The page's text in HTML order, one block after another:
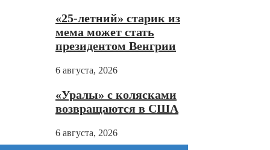
«25-летний» старик из
мема может стать
президентом Венгрии
6 августа, 2026
«Уралы» с колясками
возвращаются в США
6 августа, 2026